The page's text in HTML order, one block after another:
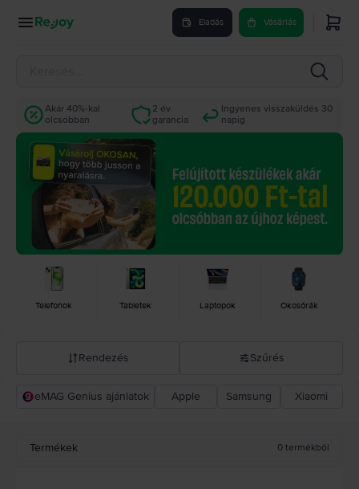
Eladás Vásárlás
Akár 40%-kal
olcsóbban
2 év
garancia
Ingyenes visszaküldés 30
napig
Telefonok Tabletek Laptopok Okosórák
Rendezés
Rejoy ajánlás
Szűrés
eMAG Genius ajánlatok Apple Samsung Xiaomi
Termékek 0 termékből